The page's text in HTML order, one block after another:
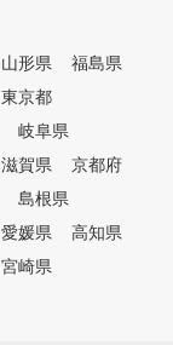
山形県
福島県
東京都
岐阜県
滋賀県
京都府
島根県
愛媛県
高知県
宮崎県